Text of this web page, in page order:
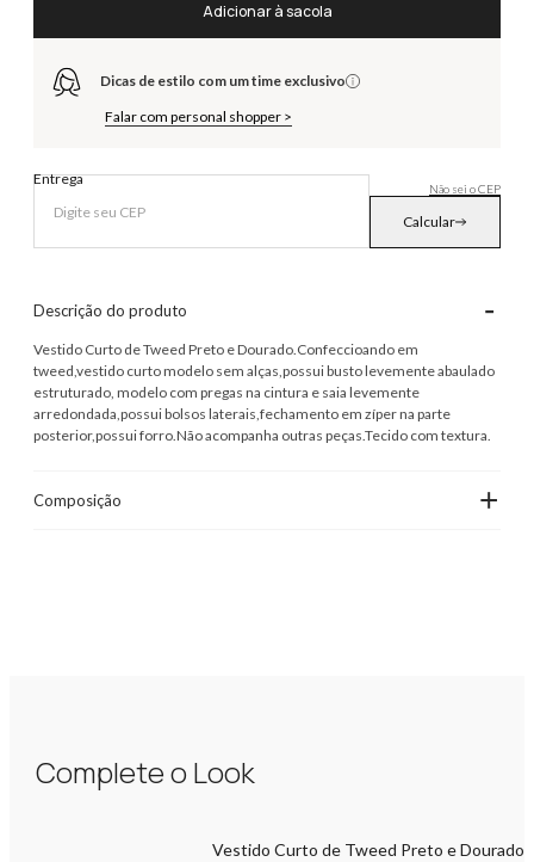
Adicionar à sacola
Dicas de estilo com um time exclusivo
Falar com personal shopper >
Entrega
Não sei o CEP
Calcular
Descrição do produto -
Vestido Curto de Tweed Preto e Dourado.Confeccioando em
tweed,vestido curto modelo sem alças,possui busto levemente abaulado
estruturado, modelo com pregas na cintura e saia levemente
arredondada,possui bolsos laterais,fechamento em zíper na parte
posterior,possui forro.Não acompanha outras peças.Tecido com textura.
Composição +
Complete o Look
Vestido Curto de Tweed Preto e Dourado